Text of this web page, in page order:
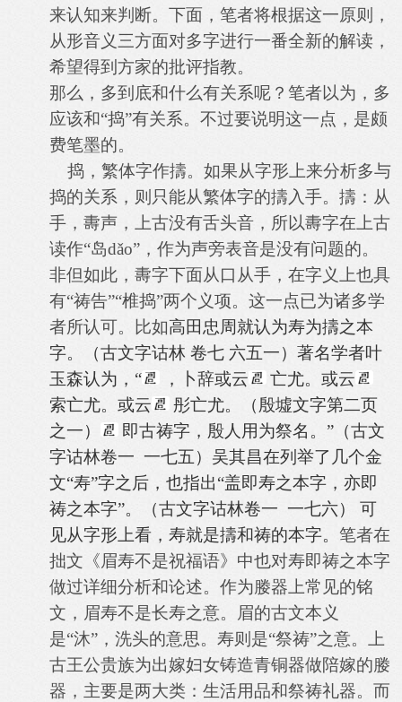
来认知来判断。下面，笔者将根据这一原则，
从形音义三方面对多字进行一番全新的解读，
希望得到方家的批评指教。
那么，多到底和什么有关系呢？笔者以为，多
应该和“捣”有关系。不过要说明这一点，是颇
费笔墨的。
捣，繁体字作擣。如果从字形上来分析多与
捣的关系，则只能从繁体字的擣入手。擣：从
手，夀声，上古没有舌头音，所以夀字在上古
读作“岛dǎo”，作为声旁表音是没有问题的。
非但如此，夀字下面从口从手，在字义上也具
有“祷告”“椎捣”两个义项。这一点已为诸多学
者所认可。比如高田忠周就认为寿为擣之本
字。（古文字诂林 卷七 六五一）著名学者叶
玉森认为，“
， 卜辞或云
亡尤。或云
索亡尤。或云
彤亡尤。（殷墟文字第二页
之一）
即古祷字，殷人用为祭名。”（古文
字诂林卷一 一七五）吴其昌在列举了几个金
文“寿”字之后，也指出“盖即寿之本字，亦即
祷之本字”。（古文字诂林卷一 一七六） 可
见从字形上看，寿就是擣和祷的本字。 笔者在
拙文《眉寿不是祝福语》中也对寿即祷之本字
做过详细分析和论述。作为媵器上常见的铭
文，眉寿不是长寿之意。眉的古文本义
是“沐”，洗头的意思。寿则是“祭祷”之意。上
古王公贵族为出嫁妇女铸造青铜器做陪嫁的媵
器，主要是两大类：生活用品和祭祷礼器。而